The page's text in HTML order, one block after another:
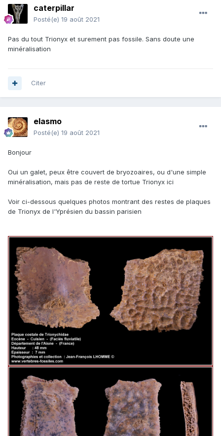
caterpillar
Posté(e) 19 août 2021
Pas du tout Trionyx et surement pas fossile. Sans doute une
minéralisation
Citer
elasmo
Posté(e) 19 août 2021
Bonjour
Oui un galet, peux être couvert de bryozoaires, ou d'une simple
minéralisation, mais pas de reste de tortue Trionyx ici
Voir ci-dessous quelques photos montrant des restes de plaques
de Trionyx de l'Yprésien du bassin parisien